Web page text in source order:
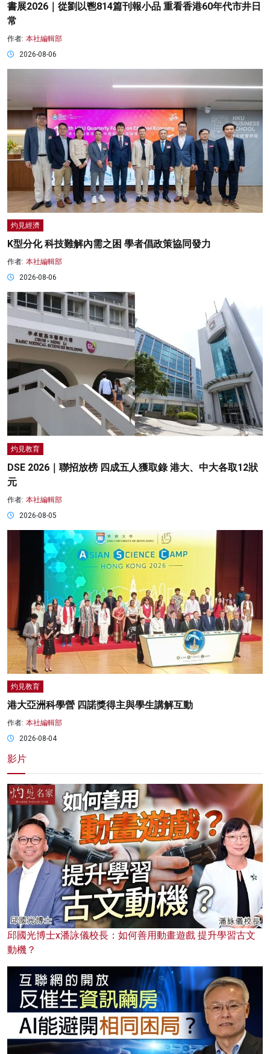
書展2026｜從劉以鬯814篇刊報小品 重看香港60年代市井日
常
作者: 本社編輯部
2026-08-06
灼見經濟
K型分化 科技難解內需之困 學者倡政策協同發力
作者: 本社編輯部
2026-08-06
灼見教育
DSE 2026｜聯招放榜 四成五人獲取錄 港大、中大各取12狀
元
作者: 本社編輯部
2026-08-05
灼見教育
港大亞洲科學營 四諾獎得主與學生講解互動
作者: 本社編輯部
2026-08-04
影片
邱國光博士x潘詠儀校長：如何善用動畫遊戲 提升學習古文
動機？